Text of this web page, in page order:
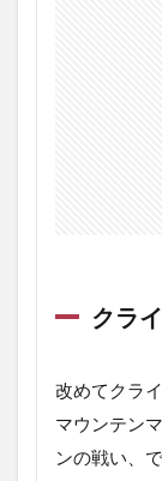
クラ
改めてクラ
マウンテン
ンの戦い、